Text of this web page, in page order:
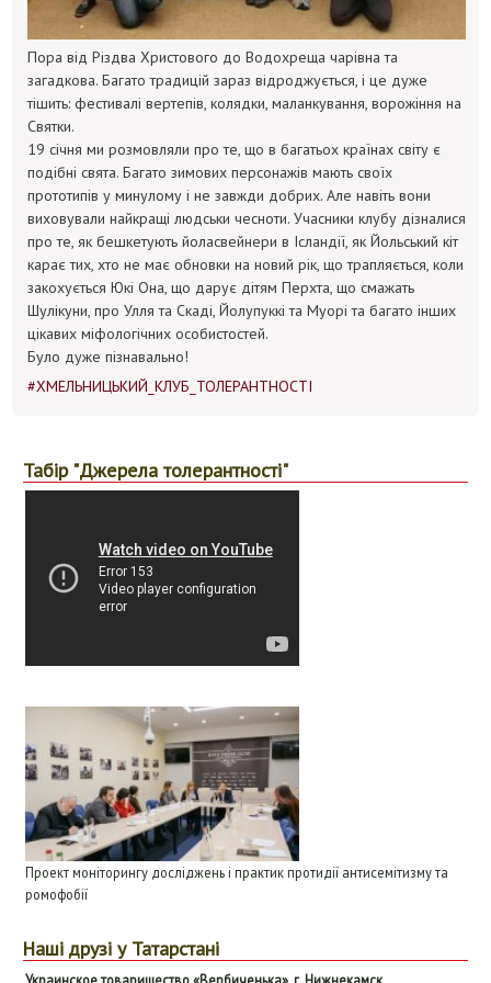
Пора від Різдва Христового до Водохреща чарівна та
загадкова. Багато традицій зараз відроджується, і це дуже
тішить: фестивалі вертепів, колядки, маланкування, ворожіння на
Святки.
19 січня ми розмовляли про те, що в багатьох країнах світу є
подібні свята. Багато зимових персонажів мають своїх
прототипів у минулому і не завжди добрих. Але навіть вони
виховували найкращі людськи чесноти. Учасники клубу дізналися
про те, як бешкетують йоласвейнери в Ісландії, як Йольський кіт
карає тих, хто не має обновки на новий рік, що трапляється, коли
закохується Юкі Она, що дарує дітям Перхта, що смажать
Шулікуни, про Улля та Скаді, Йолупуккі та Муорі та багато інших
цікавих міфологічних особистостей.
Було дуже пізнавально!
#ХМЕЛЬНИЦЬКИЙ_КЛУБ_ТОЛЕРАНТНОСТІ
Табір "Джерела толерантності"
Проект моніторингу досліджень і практик протидії антисемітизму та
ромофобії
Наші друзі у Татарстані
Украинское товарищество «Вербиченька», г. Нижнекамск